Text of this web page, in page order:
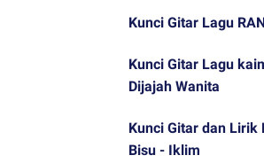
Kunci Gitar Lagu
Kunci Gitar Lagu
Dijajah Wanita
Kunci Gitar dan Lirik
Bisu - Iklim